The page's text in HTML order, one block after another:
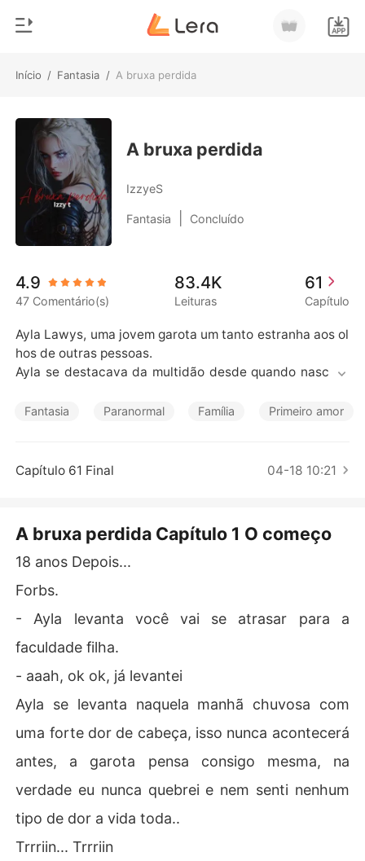
Início / Fantasia / A bruxa perdida
Loja
Histórico
Sair
Baixar App
Gênero
Moderno
Lobisomem
Contos
Bilionários
Contos Curtos
A bruxa perdida
IzzyeS
Fantasia Concluído
4.9
47 Comentário(s)
83.4K
Leituras
61
Capítulo
Ayla Lawys, uma jovem garota um tanto estranha aos ol
hos de outras pessoas.
Ayla se destacava da multidão desde quando nascera
noite e os olhos azuis como o céu, no entanto as ponta
18 anos se passaram e seu cabelo continua igual, a gar
ota sabia que tinha nascido assim pois havia muitas fot
o de suas pontas por mais que ela tentasse. Então ela a
ceiro que assim nascera e assim iria permanecer por ma
Will carts 20 anos, o play boy descolado porém cheio d
e segredos...
- Will?! Seu moleque vá para Tokyo, achamos a garota t
raga ela ilesa.
Fantasia Paranormal Família Primeiro amor
Capítulo 61 Final 04-18 10:21
A bruxa perdida Capítulo 1 O começo
18 anos Depois...
Forbs.
- Ayla levanta você vai se atrasar para a
faculdade filha.
- aaah, ok ok, já levantei
Ayla se levanta naquela manhã chuvosa com
uma forte dor de cabeça, isso nunca acontecerá
antes, a garota pensa consigo mesma, na
verdade eu nunca quebrei e nem senti nenhum
tipo de dor a vida toda..
Trrriin... Trrriin